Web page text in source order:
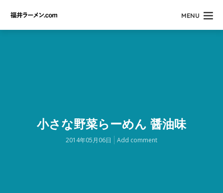
MENU
小さな野菜らーめん 醤油味
2014年05月06日 Add comment